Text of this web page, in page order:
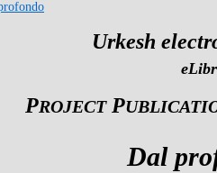
Urkesh
PROJECTP
Dal